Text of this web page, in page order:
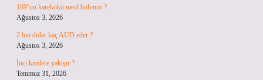
169’un karekökü nasıl bulunur ?
Ağustos 3, 2026
2 bin dolar kaç AUD eder ?
Ağustos 3, 2026
İnci kimlere yakışır ?
Temmuz 31, 2026